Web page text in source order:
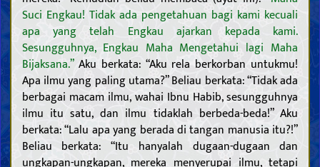
Suci Engkau! Tidak ada pengetahuan bagi kami kecuali
apa yang telah Engkau ajarkan kepada kami.
Sesungguhnya, Engkau Maha Mengetahui lagi Maha
Bijaksana.”Aku berkata: “Aku rela berkorban untukmu!
Apa ilmu yang paling utama?” Beliau berkata: “Tidak ada
berbagai macam ilmu, wahai Ibnu Habib, sesungguhnya
ilmu itu satu, dan ilmu tidaklah berbeda-beda!” Aku
berkata: “Lalu apa yang berada di tangan manusia itu?!”
Beliau berkata: “Itu hanyalah dugaan-dugaan dan
ungkapan-ungkapan, mereka menyerupai ilmu, tetapi